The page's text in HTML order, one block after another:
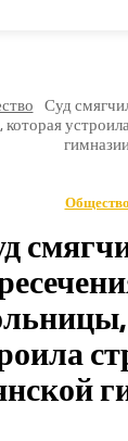
Суд
Общество